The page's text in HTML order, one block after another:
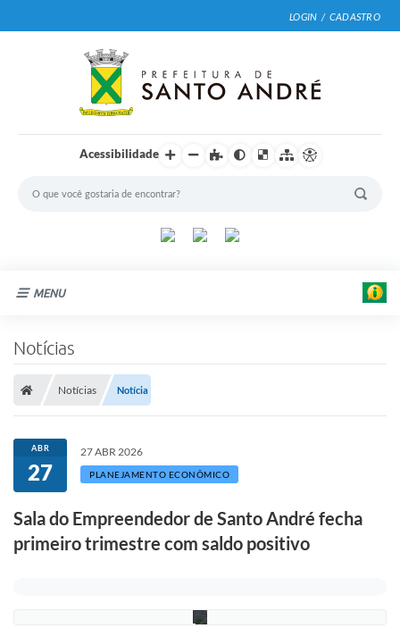
LOGIN / CADASTRO
Acessibilidade
MENU
Portal de Serviços
Transparência
Ônibus
Consultar Processos
Contas Públicas
Notícias
Notícias Notícia
ABR
27
27 ABR 2026
PLANEJAMENTO ECONÔMICO
Sala do Empreendedor de Santo André fecha
primeiro trimestre com saldo positivo
r
g
o